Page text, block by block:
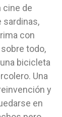
cine de
sardinas,
con
todo,
bicicleta
Una
y
en